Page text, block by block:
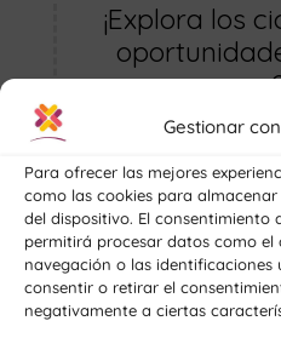
Gestionar
Para ofrecer las mejores
como las cookies para
del dispositivo. El consentimiento
permitirá procesar datos como
navegación o las identificaciones
consentir o retirar el
negativamente a ciertas
¡Explora los
para